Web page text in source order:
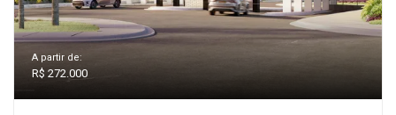
A partir de:
R$ 272.000